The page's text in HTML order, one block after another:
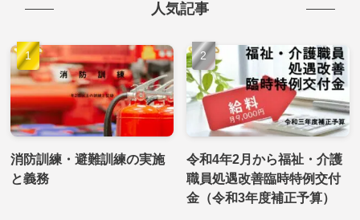
人気記事
消防訓練・避難訓練の実施
と義務
令和4年2月から福祉・介護
職員処遇改善臨時特例交付
金（令和3年度補正予算）